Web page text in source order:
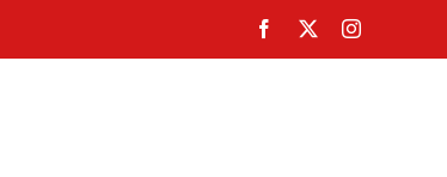
Facebook
X Instagram